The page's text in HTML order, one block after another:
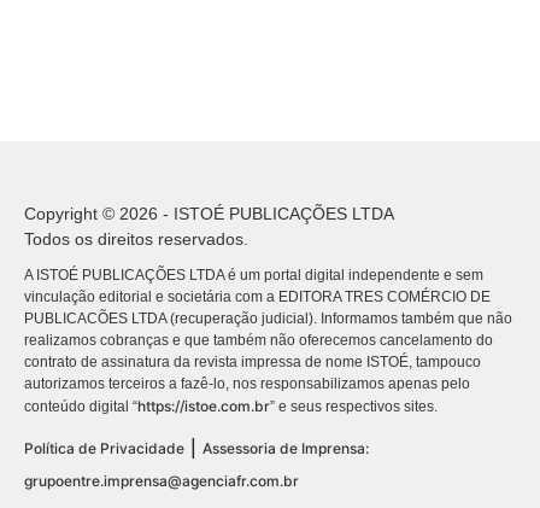
Copyright © 2026 - ISTOÉ PUBLICAÇÕES LTDA
Todos os direitos reservados.
A ISTOÉ PUBLICAÇÕES LTDA é um portal digital independente e sem
vinculação editorial e societária com a EDITORA TRES COMÉRCIO DE
PUBLICACÕES LTDA (recuperação judicial). Informamos também que não
realizamos cobranças e que também não oferecemos cancelamento do
contrato de assinatura da revista impressa de nome ISTOÉ, tampouco
autorizamos terceiros a fazê-lo, nos responsabilizamos apenas pelo
conteúdo digital “https://istoe.com.br” e seus respectivos sites.
Política de Privacidade
Assessoria de Imprensa:
grupoentre.imprensa@agenciafr.com.br